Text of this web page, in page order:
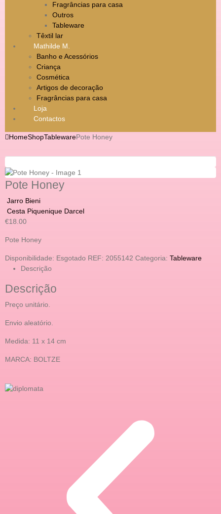
Fragrâncias para casa
Outros
Tableware
Têxtil lar
Mathilde M.
Banho e Acessórios
Criança
Cosmética
Artigos de decoração
Fragrâncias para casa
Loja
Contactos
HomeShopTablewarePote Honey
Pote Honey
Jarro Bieni
Cesta Piquenique Darcel
€18.00
Pote Honey
Disponibilidade: Esgotado REF: 2055142 Categoria: Tableware
Descrição
Descrição
Preço unitário.
Envio aleatório.
Medida: 11 x 14 cm
MARCA: BOLTZE